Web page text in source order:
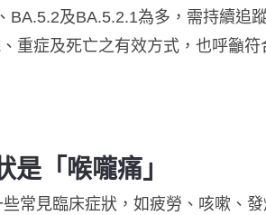
BA.5.2及BA.5.2.1為多，需持續追
重症及死亡之有效方式，也呼籲符
「喉嚨痛」
常見臨床症狀，如疲勞、咳嗽、